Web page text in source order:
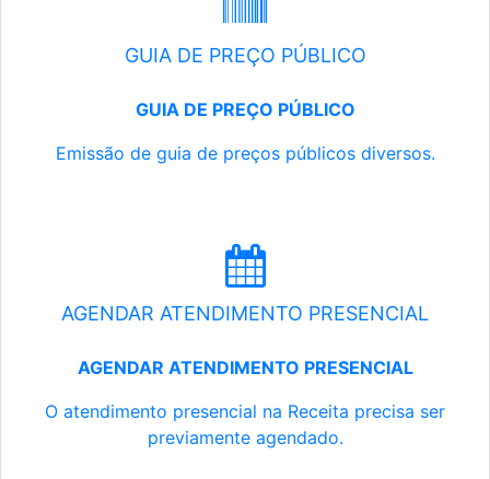
GUIA DE PREÇO PÚBLICO
GUIA DE PREÇO PÚBLICO
Emissão de guia de preços públicos diversos.
AGENDAR ATENDIMENTO PRESENCIAL
AGENDAR ATENDIMENTO PRESENCIAL
O atendimento presencial na Receita precisa ser
previamente agendado.